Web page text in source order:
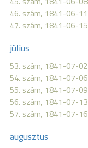
46. szám, 1841-06-11
47. szám, 1841-06-15
július
53. szám, 1841-07-02
54. szám, 1841-07-06
55. szám, 1841-07-09
56. szám, 1841-07-13
57. szám, 1841-07-16
augusztus